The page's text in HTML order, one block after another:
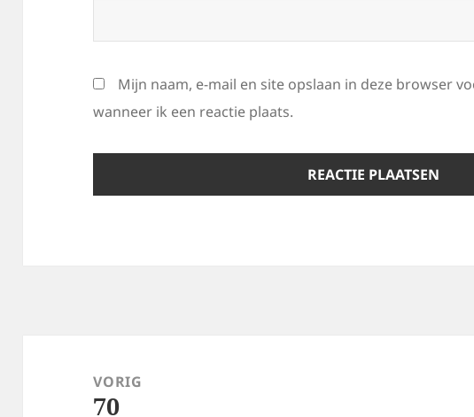
Mijn naam, e-mail en site opslaan in deze browser
wanneer ik een reactie plaats.
navigatieVORIG
Vorig
70